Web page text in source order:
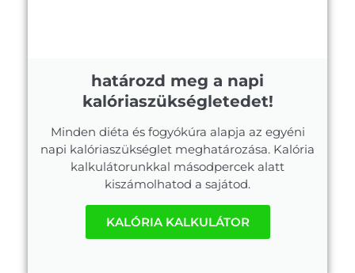
határozd meg a napi
kalóriaszükségletedet!
Minden diéta és fogyókúra alapja az egyéni
napi kalóriaszükséglet meghatározása. Kalória
kalkulátorunkkal másodpercek alatt
kiszámolhatod a sajátod.
KALÓRIA KALKULÁTOR